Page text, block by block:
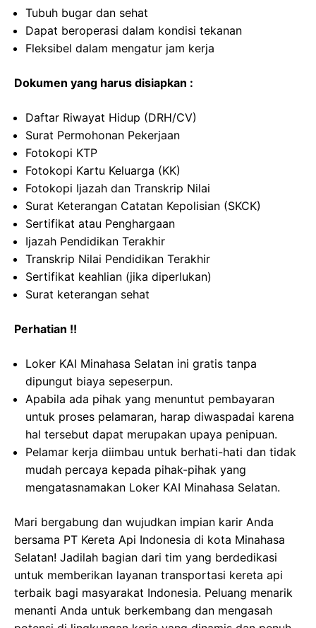
Tubuh bugar dan sehat
Dapat beroperasi dalam kondisi tekanan
Fleksibel dalam mengatur jam kerja
Dokumen yang harus disiapkan :
Daftar Riwayat Hidup (DRH/CV)
Surat Permohonan Pekerjaan
Fotokopi KTP
Fotokopi Kartu Keluarga (KK)
Fotokopi Ijazah dan Transkrip Nilai
Surat Keterangan Catatan Kepolisian (SKCK)
Sertifikat atau Penghargaan
Ijazah Pendidikan Terakhir
Transkrip Nilai Pendidikan Terakhir
Sertifikat keahlian (jika diperlukan)
Surat keterangan sehat
Perhatian !!
Loker KAI Minahasa Selatan ini gratis tanpa
dipungut biaya sepeserpun.
Apabila ada pihak yang menuntut pembayaran
untuk proses pelamaran, harap diwaspadai karena
hal tersebut dapat merupakan upaya penipuan.
Pelamar kerja diimbau untuk berhati-hati dan tidak
mudah percaya kepada pihak-pihak yang
mengatasnamakan Loker KAI Minahasa Selatan.
Mari bergabung dan wujudkan impian karir Anda
bersama PT Kereta Api Indonesia di kota Minahasa
Selatan! Jadilah bagian dari tim yang berdedikasi
untuk memberikan layanan transportasi kereta api
terbaik bagi masyarakat Indonesia. Peluang menarik
menanti Anda untuk berkembang dan mengasah